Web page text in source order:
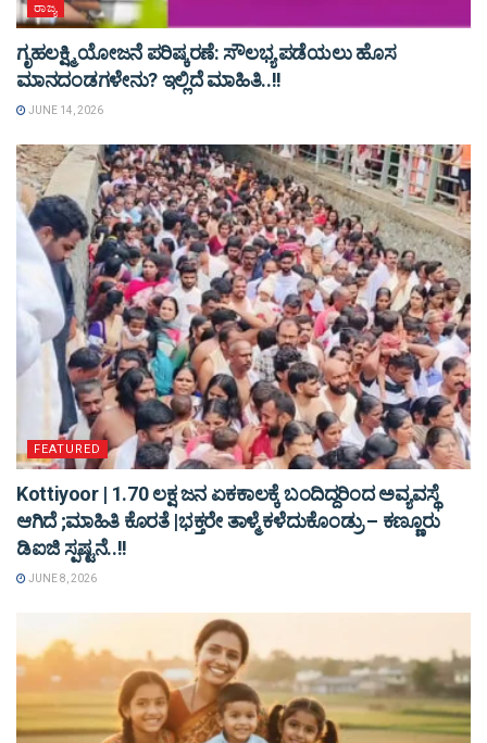
ರಾಜ್ಯ
ಗೃಹಲಕ್ಷ್ಮಿ ಯೋಜನೆ ಪರಿಷ್ಕರಣೆ: ಸೌಲಭ್ಯ ಪಡೆಯಲು ಹೊಸ
ಮಾನದಂಡಗಳೇನು? ಇಲ್ಲಿದೆ ಮಾಹಿತಿ..!!
JUNE 14, 2026
FEATURED
Kottiyoor | 1.70 ಲಕ್ಷ ಜನ ಏಕಕಾಲಕ್ಕೆ ಬಂದಿದ್ದರಿಂದ ಅವ್ಯವಸ್ಥೆ
ಆಗಿದೆ ;ಮಾಹಿತಿ ಕೊರತೆ |ಭಕ್ತರೇ ತಾಳ್ಮೆ ಕಳೆದುಕೊಂಡ್ರು – ಕಣ್ಣೂರು
ಡಿಐಜಿ ಸ್ಪಷ್ಟನೆ..!!
JUNE 8, 2026